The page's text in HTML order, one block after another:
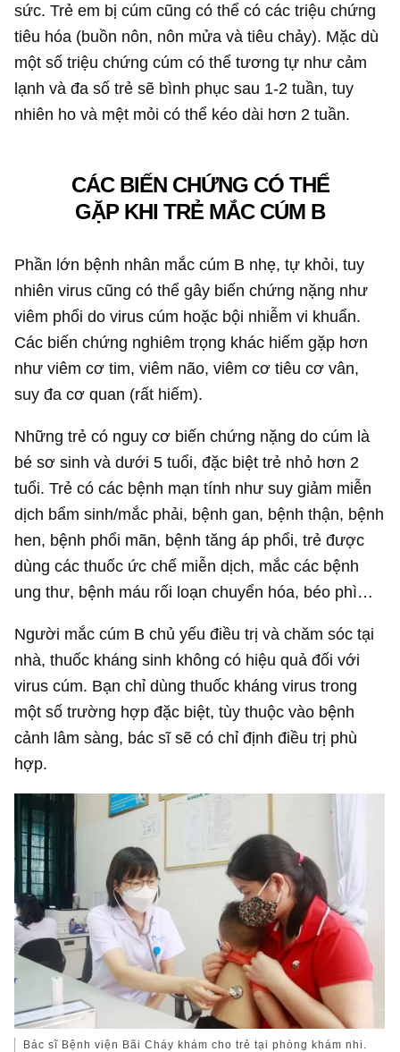
sức. Trẻ em bị cúm cũng có thể có các triệu chứng
tiêu hóa (buồn nôn, nôn mửa và tiêu chảy). Mặc dù
một số triệu chứng cúm có thể tương tự như cảm
lạnh và đa số trẻ sẽ bình phục sau 1-2 tuần, tuy
nhiên ho và mệt mỏi có thể kéo dài hơn 2 tuần.
CÁC BIẾN CHỨNG CÓ THỂ
GẶP KHI TRẺ MẮC CÚM B
Phần lớn bệnh nhân mắc cúm B nhẹ, tự khỏi, tuy
nhiên virus cũng có thể gây biến chứng nặng như
viêm phổi do virus cúm hoặc bội nhiễm vi khuẩn.
Các biến chứng nghiêm trọng khác hiếm gặp hơn
như viêm cơ tim, viêm não, viêm cơ tiêu cơ vân,
suy đa cơ quan (rất hiếm).
Những trẻ có nguy cơ biến chứng nặng do cúm là
bé sơ sinh và dưới 5 tuổi, đặc biệt trẻ nhỏ hơn 2
tuổi. Trẻ có các bệnh mạn tính như suy giảm miễn
dịch bẩm sinh/mắc phải, bệnh gan, bệnh thận, bệnh
hen, bệnh phổi mãn, bệnh tăng áp phổi, trẻ được
dùng các thuốc ức chế miễn dịch, mắc các bệnh
ung thư, bệnh máu rối loạn chuyển hóa, béo phì…
Người mắc cúm B chủ yếu điều trị và chăm sóc tại
nhà, thuốc kháng sinh không có hiệu quả đối với
virus cúm. Bạn chỉ dùng thuốc kháng virus trong
một số trường hợp đặc biệt, tùy thuộc vào bệnh
cảnh lâm sàng, bác sĩ sẽ có chỉ định điều trị phù
hợp.
Bác sĩ Bệnh viện Bãi Cháy khám cho trẻ tại phòng khám nhi.